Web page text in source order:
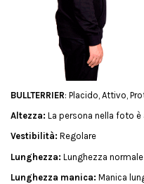
BULLTERRIER: Placido, Attivo,
Altezza: La persona nella foto è
Vestibilità: Regolare
Lunghezza: Lunghezza normale
Lunghezza manica: Manica